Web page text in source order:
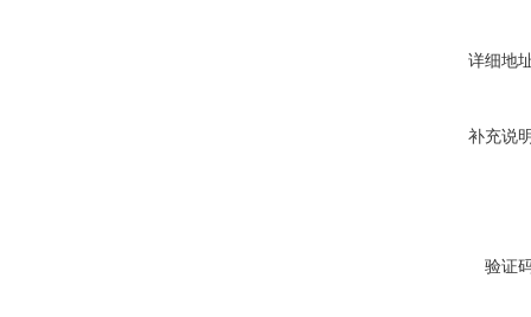
详细地
补充说
验证